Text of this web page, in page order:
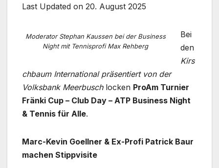
Last Updated on 20. August 2025
Moderator Stephan Kaussen bei der Business
Night mit Tennisprofi Max Rehberg
Bei
den
Kirs
chbaum International präsentiert von der
Volksbank Meerbuschlocken ProAm Turnier
Fränki Cup – Club Day – ATP Business Night
& Tennis für Alle.
Marc-Kevin Goellner & Ex-Profi Patrick Baur
machen Stippvisite